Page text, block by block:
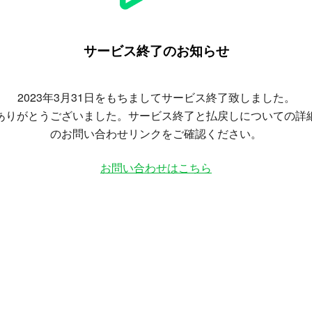
サービス終了のお知らせ
2023年3月31日をもちましてサービス終了致しました。
りがとうございました。サービス終了と払戻しについての詳
のお問い合わせリンクをご確認ください。
お問い合わせはこちら